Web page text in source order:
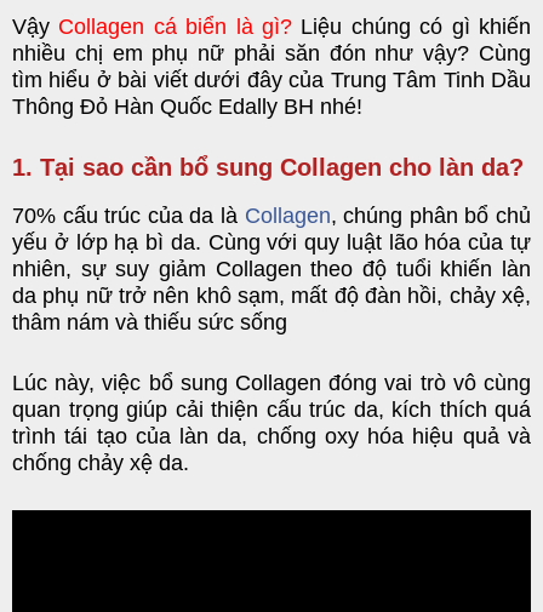
Vậy Collagen cá biển là gì? Liệu chúng có gì khiến
nhiều chị em phụ nữ phải săn đón như vậy? Cùng
tìm hiểu ở bài viết dưới đây của Trung Tâm Tinh Dầu
Thông Đỏ Hàn Quốc Edally BH nhé!
1. Tại sao cần bổ sung Collagen cho làn da?
70% cấu trúc của da là Collagen, chúng phân bổ chủ
yếu ở lớp hạ bì da. Cùng với quy luật lão hóa của tự
nhiên, sự suy giảm Collagen theo độ tuổi khiến làn
da phụ nữ trở nên khô sạm, mất độ đàn hồi, chảy xệ,
thâm nám và thiếu sức sống
Lúc này, việc bổ sung Collagen đóng vai trò vô cùng
quan trọng giúp cải thiện cấu trúc da, kích thích quá
trình tái tạo của làn da, chống oxy hóa hiệu quả và
chống chảy xệ da.